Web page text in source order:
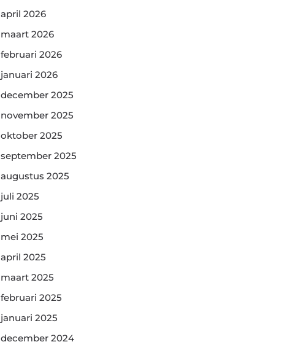
april 2026
maart 2026
februari 2026
januari 2026
december 2025
november 2025
oktober 2025
september 2025
augustus 2025
juli 2025
juni 2025
mei 2025
april 2025
maart 2025
februari 2025
januari 2025
december 2024